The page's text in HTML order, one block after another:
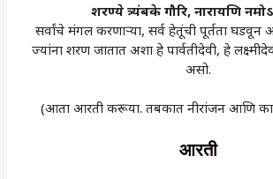
शरण्ये त्र्यंबके गौरि, नारायणि
सर्वांचे मंगल करणाऱ्या, सर्व हेतूंची पूर्तता
ज्यांना शरण जातात अशा हे पार्वतीदेवी, हे
असो.
(आता आरती करूया. तबकात नीरांजन आणि
आरती